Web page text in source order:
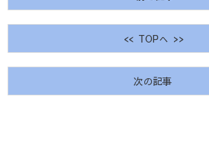
<< TOPへ >>
次の記事